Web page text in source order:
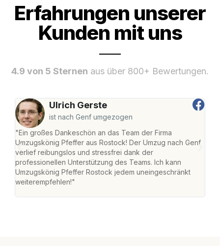
Erfahrungen unserer
Kunden mit uns
4.9 von 5 Sternen aus über 800+ Bewertungen.
Ulrich Gerste
ist nach Genf umgezogen
"Ein großes Dankeschön an das Team der Firma
Umzugskönig Pfeffer aus Rostock! Der Umzug nach Genf
verlief reibungslos und stressfrei dank der
professionellen Unterstützung des Teams. Ich kann
Umzugskönig Pfeffer Rostock jedem uneingeschränkt
weiterempfehlen!"